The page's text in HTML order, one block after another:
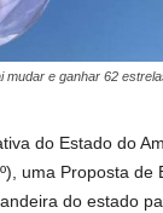
mudar e ganhar 62
do Estado do
uma Proposta de
do estado